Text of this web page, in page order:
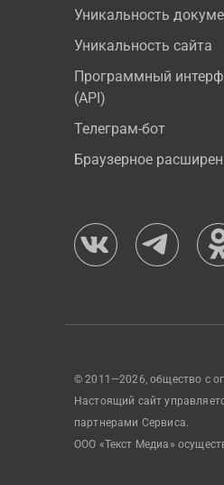
Уникальность
Уникальность сайта
Программный
(API)
Телеграм-бот
Браузерное
© 2011—2026, общество с
Настоящий сайт
партнерами Сервиса.
ООО «Текст Медиа»